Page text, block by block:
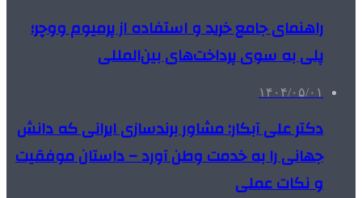
راهنمای جامع خرید و استفاده از پرمیوم ووچر؛
پلی به سوی پرداخت‌های بین‌المللی
۱۴۰۴/۰۵/۰۱
دکتر علی آبکار: مشاور برندسازی ایرانی که دانش
جهانی را به خدمت وطن آورد – داستان موفقیت
و نکات عملی